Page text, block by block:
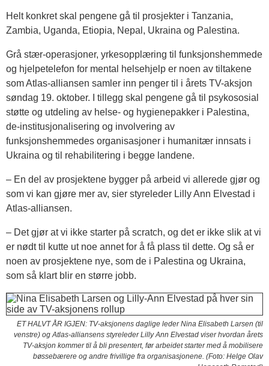
Helt konkret skal pengene gå til prosjekter i Tanzania,
Zambia, Uganda, Etiopia, Nepal, Ukraina og Palestina.
Grå stær-operasjoner, yrkesopplæring til funksjonshemmede
og hjelpetelefon for mental helsehjelp er noen av tiltakene
som Atlas-alliansen samler inn penger til i årets TV-aksjon
søndag 19. oktober. I tillegg skal pengene gå til psykososial
støtte og utdeling av helse- og hygienepakker i Palestina,
de-institusjonalisering og involvering av
funksjonshemmedes organisasjoner i humanitær innsats i
Ukraina og til rehabilitering i begge landene.
– En del av prosjektene bygger på arbeid vi allerede gjør og
som vi kan gjøre mer av, sier styreleder Lilly Ann Elvestad i
Atlas-alliansen.
– Det gjør at vi ikke starter på scratch, og det er ikke slik at vi
er nødt til kutte ut noe annet for å få plass til dette. Og så er
noen av prosjektene nye, som de i Palestina og Ukraina,
som så klart blir en større jobb.
ET HALVT ÅR IGJEN: TV-aksjonens daglige leder Nina Elisabeth Larsen (til
venstre) og Atlas-alliansens styreleder Lilly Ann Elvestad viser hvordan årets
TV-aksjon kommer til å bli presentert, før arbeidet starter med å mobilisere
bøssebærere og andre frivillige fra organisasjonene. (Foto: Helge Olav